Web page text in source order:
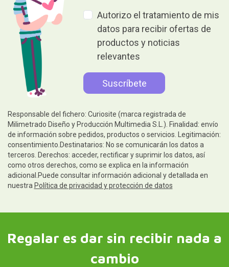
Autorizo el tratamiento de mis
datos para recibir ofertas de
productos y noticias
relevantes
Responsable del fichero: Curiosite (marca registrada de
Milimetrado Diseño y Producción Multimedia S.L.). Finalidad: envío
de información sobre pedidos, productos o servicios. Legitimación:
consentimiento.Destinatarios: No se comunicarán los datos a
terceros. Derechos: acceder, rectificar y suprimir los datos, así
como otros derechos, como se explica en la información
adicional.Puede consultar información adicional y detallada en
nuestra Política de privacidad y protección de datos
Regalar es dar sin recibir nada a
cambio